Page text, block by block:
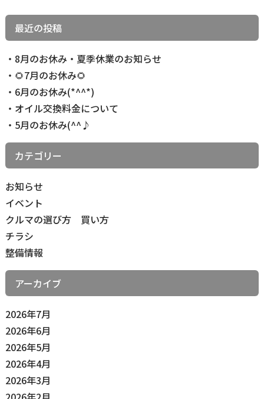
記
事
最近の投稿
8月のお休み・夏季休業のお知らせ
🌻7月のお休み🌻
6月のお休み(*^^*)
オイル交換料金について
5月のお休み(^^♪
カテゴリー
お知らせ
イベント
クルマの選び方 買い方
チラシ
整備情報
アーカイブ
2026年7月
2026年6月
2026年5月
2026年4月
2026年3月